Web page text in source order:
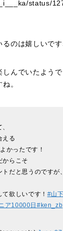
status/
るのは嬉しいです
んでいたよう
。
える
かったです！
からこそ
だと思うのですが、
欲しいです！ #山
ア10000日 #ken_zb